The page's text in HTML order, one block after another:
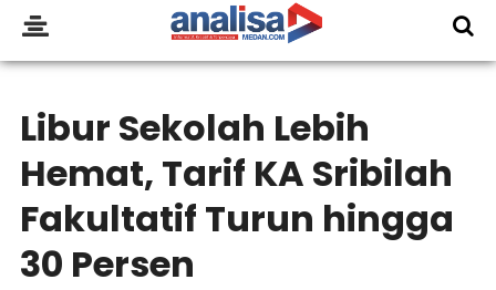
Libur Sekolah Lebih
Hemat, Tarif KA Sribilah
Fakultatif Turun hingga
30 Persen